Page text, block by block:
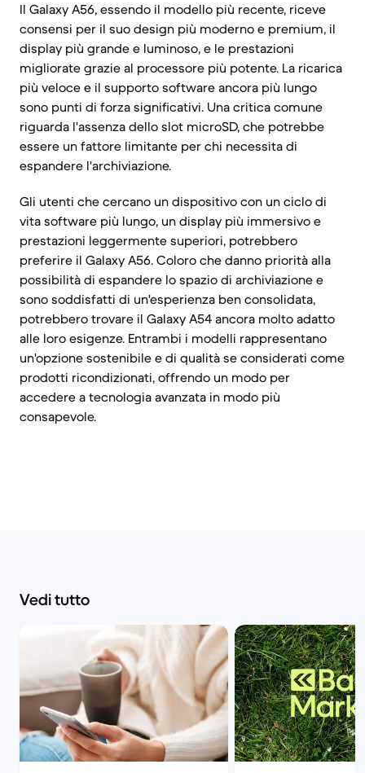
Il Galaxy A56, essendo il modello più recente, riceve
consensi per il suo design più moderno e premium, il
display più grande e luminoso, e le prestazioni
migliorate grazie al processore più potente. La ricarica
più veloce e il supporto software ancora più lungo
sono punti di forza significativi. Una critica comune
riguarda l'assenza dello slot microSD, che potrebbe
essere un fattore limitante per chi necessita di
espandere l'archiviazione.
Gli utenti che cercano un dispositivo con un ciclo di
vita software più lungo, un display più immersivo e
prestazioni leggermente superiori, potrebbero
preferire il Galaxy A56. Coloro che danno priorità alla
possibilità di espandere lo spazio di archiviazione e
sono soddisfatti di un'esperienza ben consolidata,
potrebbero trovare il Galaxy A54 ancora molto adatto
alle loro esigenze. Entrambi i modelli rappresentano
un'opzione sostenibile e di qualità se considerati come
prodotti ricondizionati, offrendo un modo per
accedere a tecnologia avanzata in modo più
consapevole.
Vedi tutto